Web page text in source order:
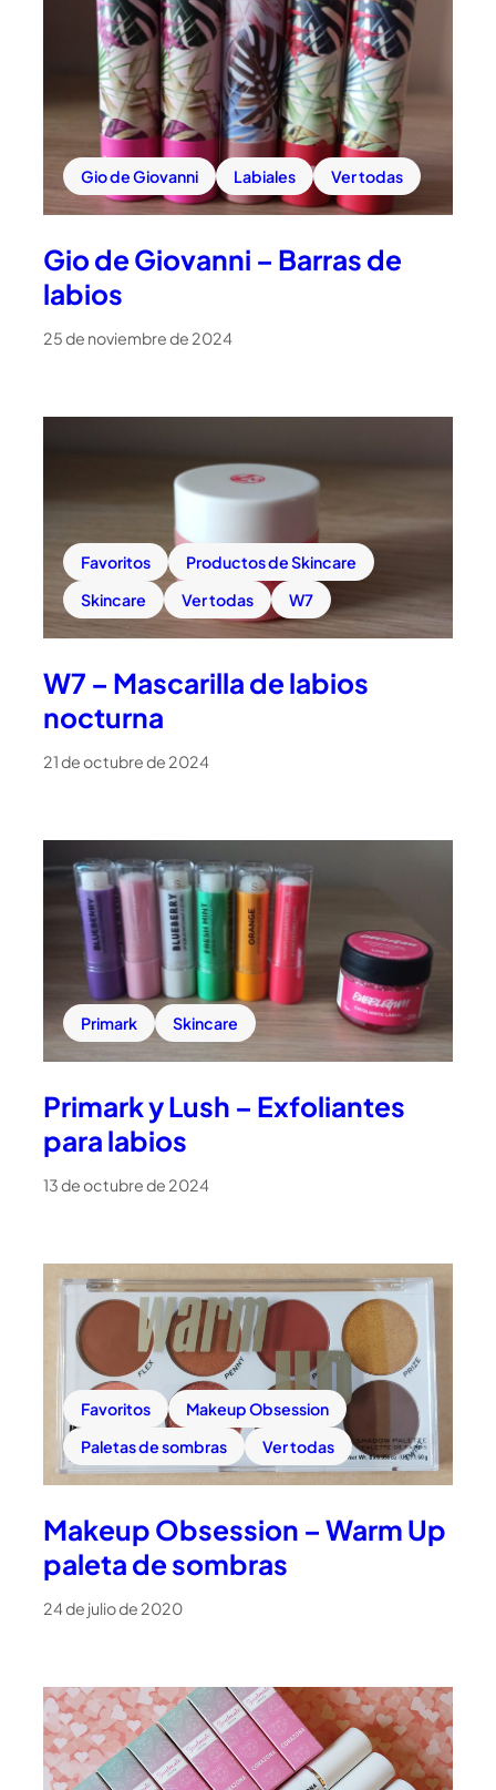
Gio de Giovanni Labiales Ver todas
Gio de Giovanni – Barras de
labios
25 de noviembre de 2024
Favoritos
Productos de Skincare
Skincare
Ver todas W7
W7 – Mascarilla de labios
nocturna
21 de octubre de 2024
Primark Skincare
Primark y Lush – Exfoliantes
para labios
13 de octubre de 2024
Favoritos
Makeup Obsession
Paletas de sombras
Ver todas
Makeup Obsession – Warm Up
paleta de sombras
24 de julio de 2020